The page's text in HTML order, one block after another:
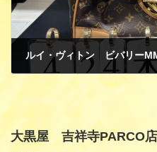
大黒屋 吉祥寺PARCO店